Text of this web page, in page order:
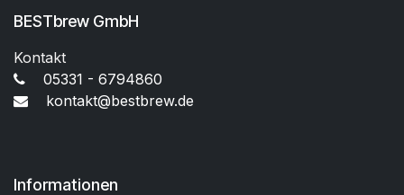
BESTbrew GmbH
Kontakt
05331 - 6794860
kontakt@bestbrew.de
Informationen